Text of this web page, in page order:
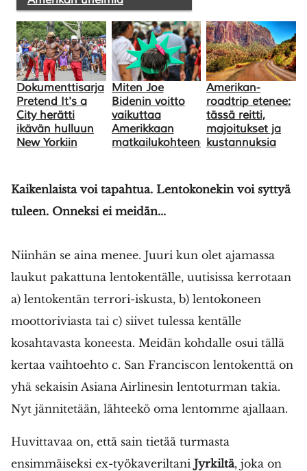
Dokumenttisarja
Pretend It's a
City herätti
ikävän hulluun
New Yorkiin
Miten Joe
Bidenin voitto
vaikuttaa
Amerikkaan
matkailukohteena?
Amerikan-
roadtrip etenee:
tässä reitti,
majoitukset ja
kustannuksia
Kaikenlaista voi tapahtua. Lentokonekin voi syttyä
tuleen. Onneksi ei meidän...
Niinhän se aina menee. Juuri kun olet ajamassa
laukut pakattuna lentokentälle, uutisissa kerrotaan
a) lentokentän terrori-iskusta, b) lentokoneen
moottoriviasta tai c) siivet tulessa kentälle
kosahtavasta koneesta. Meidän kohdalle osui tällä
kertaa vaihtoehto c. San Franciscon lentokenttä on
yhä sekaisin Asiana Airlinesin lentoturman takia.
Nyt jännitetään, lähteekö oma lentomme ajallaan.
Huvittavaa on, että sain tietää turmasta
ensimmäiseksi ex-työkaveriltani Jyrkiltä, joka on